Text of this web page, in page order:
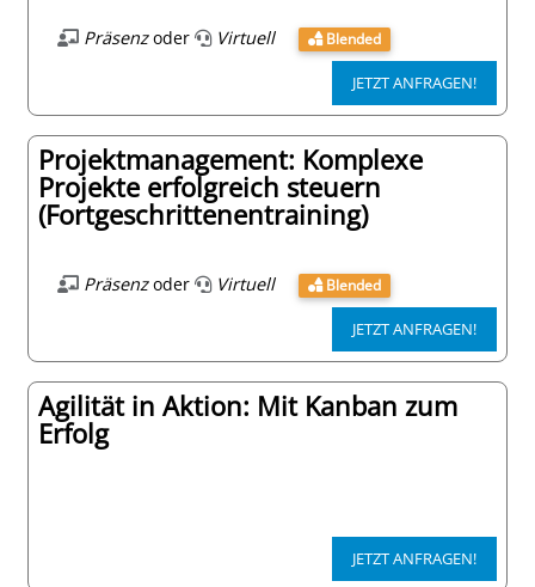
Präsenzoder Virtuell Blended
JETZT ANFRAGEN!
Projektmanagement: Komplexe
Projekte erfolgreich steuern
(Fortgeschrittenentraining)
Präsenzoder Virtuell Blended
JETZT ANFRAGEN!
Agilität in Aktion: Mit Kanban zum
Erfolg
JETZT ANFRAGEN!